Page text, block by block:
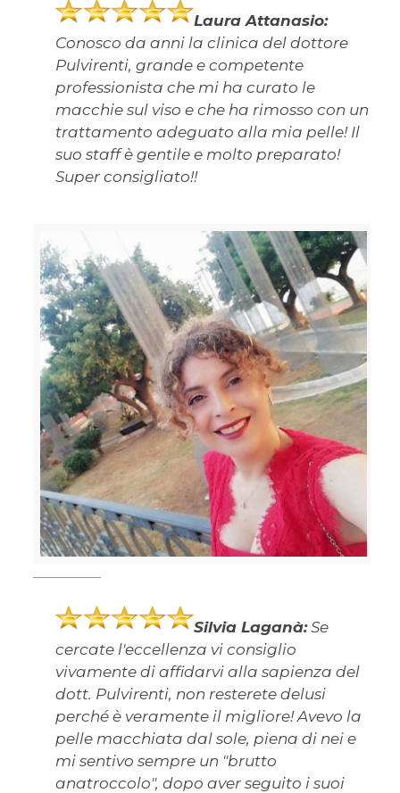
Laura Attanasio:
Conosco da anni la clinica del dottore
Pulvirenti, grande e competente
professionista che mi ha curato le
macchie sul viso e che ha rimosso con un
trattamento adeguato alla mia pelle! Il
suo staff è gentile e molto preparato!
Super consigliato!!
Silvia Laganà:Se
cercate l'eccellenza vi consiglio
vivamente di affidarvi alla sapienza del
dott. Pulvirenti, non resterete delusi
perché è veramente il migliore! Avevo la
pelle macchiata dal sole, piena di nei e
mi sentivo sempre un "brutto
anatroccolo", dopo aver seguito i suoi